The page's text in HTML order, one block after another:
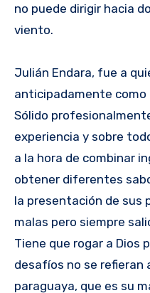
no puede dirigir hacia
viento.
Julián Endara, fue a
anticipadamente como
Sólido
experiencia y sobre
a la hora de combinar
obtener diferentes
la presentación de sus
malas pero siempre
Tiene que rogar a Dios
desafíos no se refieran
paraguaya, que es su